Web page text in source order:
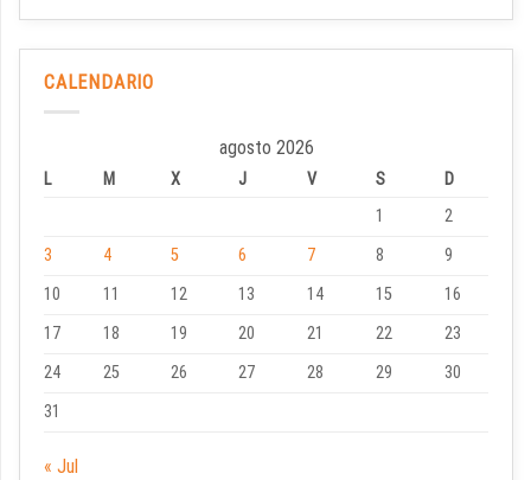
CALENDARIO
agosto 2026
L M X J V S
D
1
2
3
4 5 6 7 8
9
10
11 12 13 14 15
16
17
18 19 20 21 22
23
24
25 26 27 28 29
30
31
« Jul